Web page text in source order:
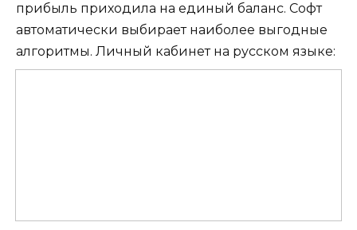
прибыль приходила на единый баланс. Софт
автоматически выбирает наиболее выгодные
алгоритмы. Личный кабинет на русском языке: